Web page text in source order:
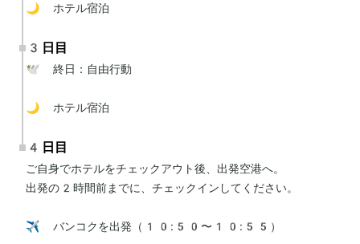
🌙 ホテル宿泊
3日目
🕊 終日：自由行動
🌙 ホテル宿泊
4日目
ご自身でホテルをチェックアウト後、出発空港へ。
出発の2時間前までに、チェックインしてください。
✈️ バンコクを出発（10:50〜10:55）